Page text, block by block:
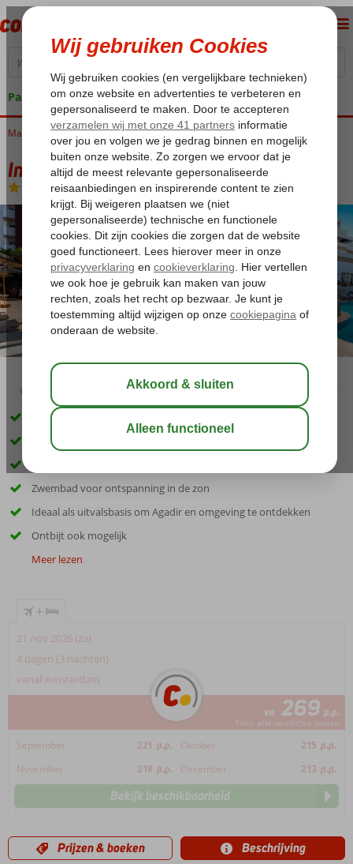
Pakketgarantie
Home
Marokko Atlantische Kust Agadir Intouriste Hotel & Suites
Intouriste Hotel & Suites
Logies-Hotel
03:20 aug 36°C
Volledig gerenoveerd in 2026!
Op loopafstand van het strand
Zwembad voor ontspanning in de zon
Ideaal als uitvalsbasis om Agadir en omgeving te ontdekken
Ontbijt ook mogelijk
Meer lezen
+
21 nov 2026 (za)
4 dagen (3 nachten)
vanaf Amsterdam
va 269 p.p.
*incl. alle verplichte kosten
September 221 p.p. Oktober 215 p.p.
November
218 p.p. December 213 p.p.
Bekijk beschikbaarheid
Prijzen & boeken Beschrijving